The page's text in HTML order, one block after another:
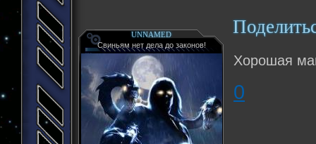
UNNAMED
Свиньям нет дела до законов!
Хорошая
0